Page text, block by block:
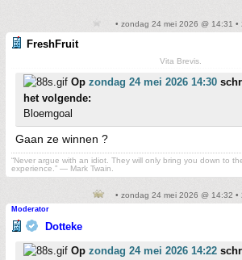
• zondag 24 mei 2026 @ 14:31 •
FreshFruit
Vita Brevis.
Op zondag 24 mei 2026 14:30
het volgende:
Bloemgoal
Gaan ze winnen ?
“Never argue with an idiot. They will only bring you down to
experience.” ― Mark Twain.
• zondag 24 mei 2026 @ 14:32 •
Moderator
Dotteke
Op zondag 24 mei 2026 14:22